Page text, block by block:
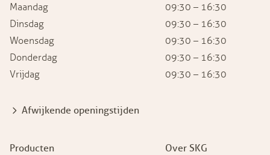
Producten Over SKG
Maandag
09:30 – 16:30
Dinsdag
09:30 – 16:30
Woensdag
09:30 – 16:30
Donderdag
09:30 – 16:30
Vrijdag
09:30 – 16:30
Afwijkende openingstijden